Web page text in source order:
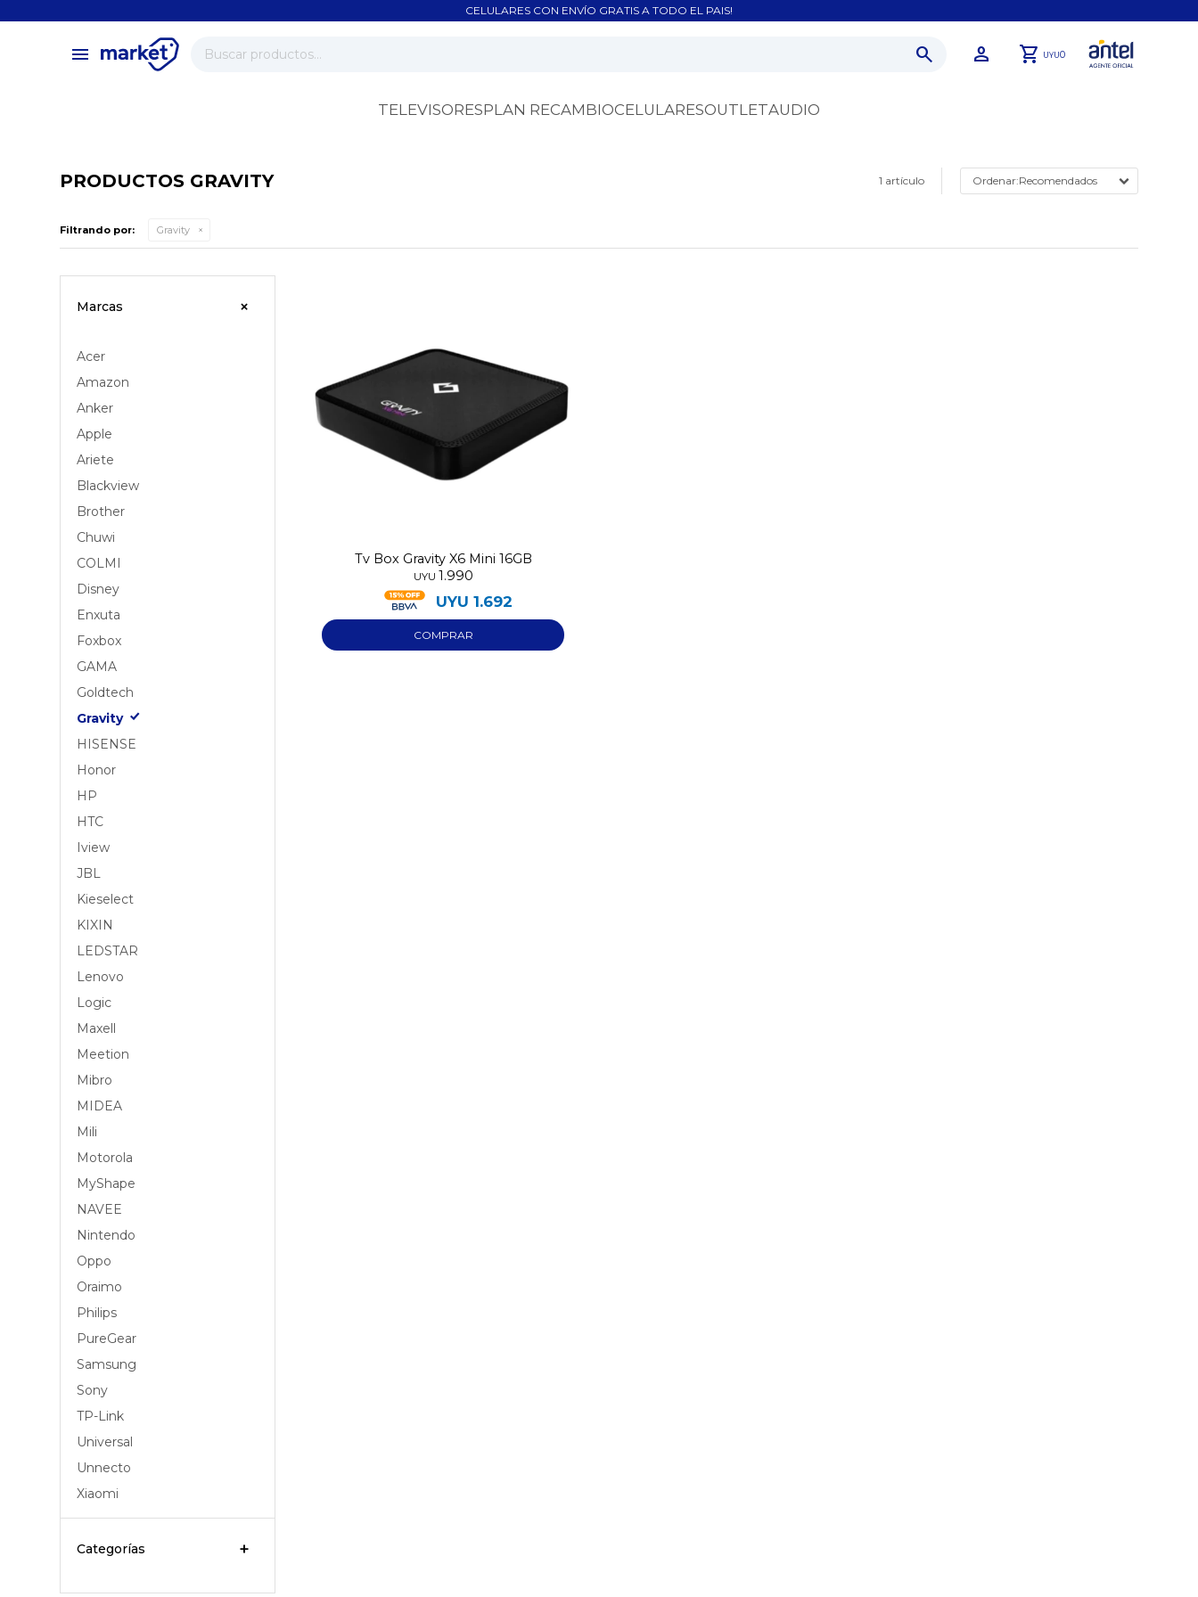
CELULARES CON ENVÍO GRATIS A TODO EL PAIS!
menu UYU0
TELEVISORESPLAN RECAMBIOCELULARESOUTLETAUDIO
PRODUCTOS GRAVITY 1 artículo Recomendados
Filtrando por: Gravity
Tv Box Gravity X6 Mini 16GB
UYU 1.990
UYU 1.692
Marcas
Acer
Amazon
Anker
Apple
Ariete
Blackview
Brother
Chuwi
COLMI
Disney
Enxuta
Foxbox
GAMA
Goldtech
Gravity
HISENSE
Honor
HP
HTC
Iview
JBL
Kieselect
KIXIN
LEDSTAR
Lenovo
Logic
Maxell
Meetion
Mibro
MIDEA
Mili
Motorola
MyShape
NAVEE
Nintendo
Oppo
Oraimo
Philips
PureGear
Samsung
Sony
TP-Link
Universal
Unnecto
Xiaomi
Categorías
close
store